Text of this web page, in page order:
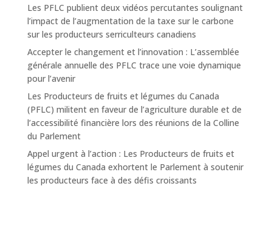
Les PFLC publient deux vidéos percutantes soulignant
l’impact de l’augmentation de la taxe sur le carbone
sur les producteurs serriculteurs canadiens
Accepter le changement et l’innovation : L’assemblée
générale annuelle des PFLC trace une voie dynamique
pour l’avenir
Les Producteurs de fruits et légumes du Canada
(PFLC) militent en faveur de l’agriculture durable et de
l’accessibilité financière lors des réunions de la Colline
du Parlement
Appel urgent à l’action : Les Producteurs de fruits et
légumes du Canada exhortent le Parlement à soutenir
les producteurs face à des défis croissants